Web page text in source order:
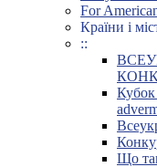
For
Країни і
::
Кубок
Що